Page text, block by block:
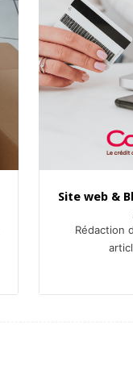
Site web &
Rédaction